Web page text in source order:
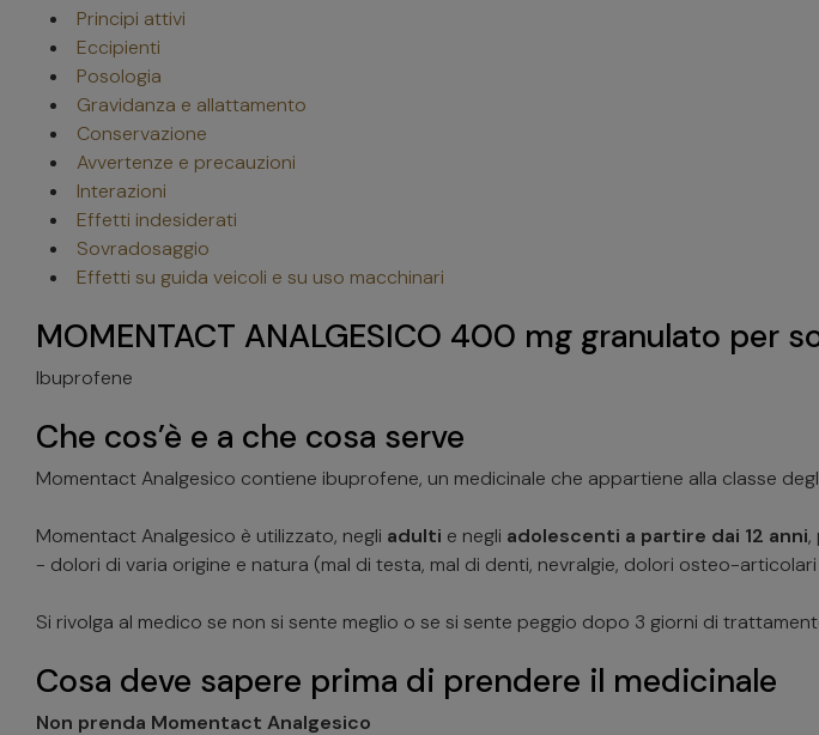
Principi attivi
Eccipienti
Posologia
Gravidanza e allattamento
Conservazione
Avvertenze e precauzioni
Interazioni
Effetti indesiderati
Sovradosaggio
Effetti su guida veicoli e su uso macchinari
MOMENTACT ANALGESICO 400 mg granulato per
Ibuprofene
Che cos’è e a che cosa serve
Momentact Analgesico contiene ibuprofene, un medicinale che appartiene alla classe
Momentact Analgesico è utilizzato, negli adulti e negli adolescenti a partire dai 12 anni,
- dolori di varia origine e natura (mal di testa, mal di denti, nevralgie, dolori osteo-
Si rivolga al medico se non si sente meglio o se si sente peggio dopo 3 giorni di
Cosa deve sapere prima di prendere il medicinale
Non prenda Momentact Analgesico